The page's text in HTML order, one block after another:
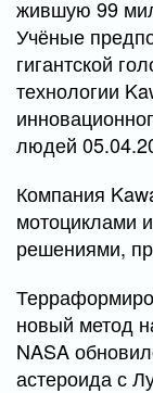
жившую 99
Учёные
гигантской
технологии
людей
Компания
мотоциклами
решениями,
новый метод
NASA
астероида с